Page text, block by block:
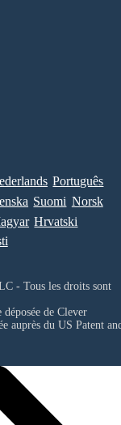
Português
Suomi Norsk
Hrvatski
- Tous les droits sont
de Clever
auprès du US Patent